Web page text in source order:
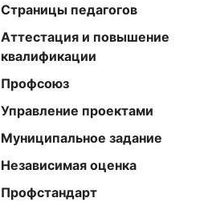
Страницы педагогов
Аттестация и повышение
квалификации
Профсоюз
Управление проектами
Муниципальное задание
Независимая оценка
Профстандарт